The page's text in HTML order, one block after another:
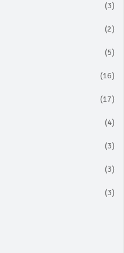
(3)
(2)
(5)
(16)
(17)
(4)
(3)
(3)
(3)